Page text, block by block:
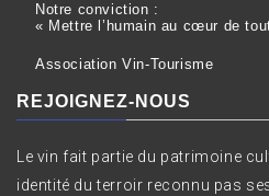
Notre conviction :
« Mettre l’humain au cœur de
Association Vin-Tourisme
REJOIGNEZ-NOUS
Le vin fait partie du patrimoine
identité du terroir reconnu pas